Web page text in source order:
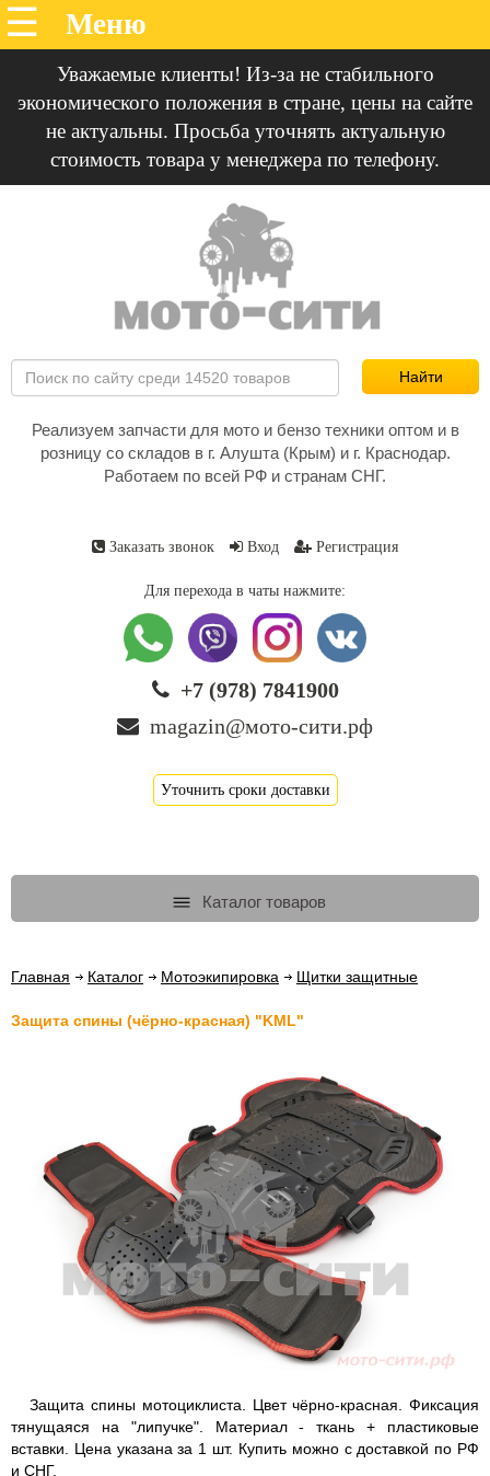
Уважаемые клиенты! Из-за не стабильного
экономического положения в стране, цены на сайте
не актуальны. Просьба уточнять актуальную
стоимость товара у менеджера по телефону.
Реализуем запчасти для мото и бензо техники оптом и в
розницу со складов в г. Алушта (Крым) и г. Краснодар.
Работаем по всей РФ и странам СНГ.
Заказать звонок Вход Регистрация
Для перехода в чаты нажмите:
+7 (978) 7841900
magazin@мото-сити.рф
Уточнить сроки доставки
Каталог товаров
Главная Каталог Мотоэкипировка Щитки защитные
Защита спины (чёрно-красная) "KML"
Защита спины мотоциклиста. Цвет чёрно-красная. Фиксация
тянущаяся на "липучке". Материал - ткань + пластиковые
вставки. Цена указана за 1 шт. Купить можно с доставкой по РФ
и СНГ.